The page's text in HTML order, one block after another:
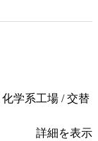
学系工場 / 交替
詳細を表示